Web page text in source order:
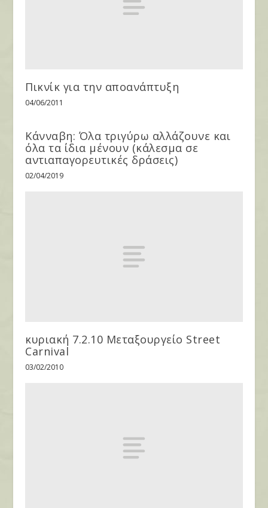
Πικνίκ για την αποανάπτυξη
04/06/2011
Κάνναβη: Όλα τριγύρω αλλάζουνε και
όλα τα ίδια μένουν (κάλεσμα σε
αντιαπαγορευτικές δράσεις)
02/04/2019
κυριακή 7.2.10 Μεταξουργείο Street
Carnival
03/02/2010